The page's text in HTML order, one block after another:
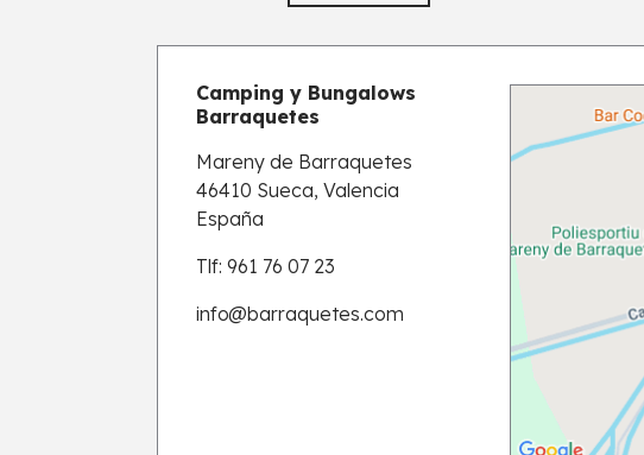
Camping y Bungalows
Barraquetes
Mareny de Barraquetes
46410 Sueca, Valencia
España
Tlf: 961 76 07 23
info@barraquetes.com